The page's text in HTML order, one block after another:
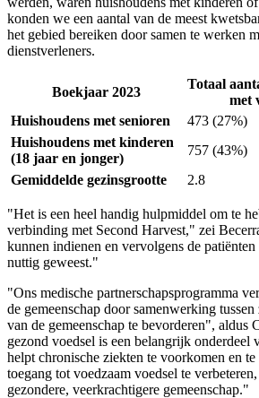
konden we een aantal van de meest
het gebied bereiken door samen te werken
dienstverleners.
Boekjaar 2023
Totaal
met
Huishoudens met senioren
473 (27%)
Huishoudens met kinderen
(18 jaar en jonger)
757 (43%)
Gemiddelde gezinsgrootte
2.8
"Het is een heel handig hulpmiddel om te
verbinding met Second Harvest," zei
kunnen indienen en vervolgens de
nuttig geweest."
"Ons medische partnerschapsprogramma
de gemeenschap door samenwerking
van de gemeenschap te bevorderen", aldus
gezond voedsel is een belangrijk onderdeel
helpt chronische ziekten te voorkomen en
toegang tot voedzaam voedsel te
gezondere, veerkrachtigere gemeenschap."